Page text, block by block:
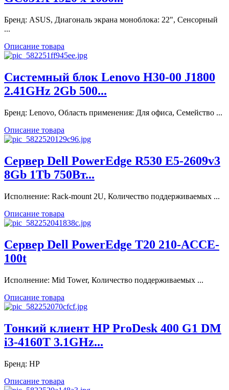
Бренд: ASUS, Диагональ экрана моноблока: 22", Сенсорный
...
Описание товара
Системный блок Lenovo H30-00 J1800
2.41GHz 2Gb 500...
Бренд: Lenovo, Область применения: Для офиса, Семейство ...
Описание товара
Сервер Dell PowerEdge R530 E5-2609v3
8Gb 1Tb 750Вт...
Исполнение: Rack-mount 2U, Количество поддерживаемых ...
Описание товара
Сервер Dell PowerEdge T20 210-ACCE-
100t
Исполнение: Mid Tower, Количество поддерживаемых ...
Описание товара
Тонкий клиент HP ProDesk 400 G1 DM
i3-4160T 3.1GHz...
Бренд: HP
Описание товара